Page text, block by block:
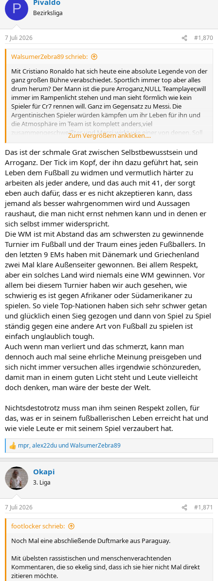
k
i
n
e
n
P Bezirksliga
7 Juli 2026 #1,870
WalsumerZebra89 schrieb:
Mit Cristiano Ronaldo hat sich heute eine absolute Legende von der
ganz großen Bühne verabschiedet. Sportlich immer top aber alles
drum herum? Der Mann ist die pure Arroganz,NULL Teamplayer,will
immer im Rampenlicht stehen und man sieht förmlich wie kein
Spieler für Cr7 rennen will. Ganz im Gegensatz zu Messi. Die
Argentinischen Spieler würden kämpfen um ihr Leben für ihn und
die Atmosphäre im Team ist komplett anders,viel
zusammengeschweißter und Messi wirkt wie einer von denen. Soll
keine Diskussion sein wer besser ist (für mich eh seit Jahren klar)
aber das wurde in der WM wieder ganz deutlich.
Dann noch diese Aussagen nach dem Spiel. Ronaldo meint,er hat
die EM 2016 gewonnen und sieht das auf einem Niveau wie ein WM
Titel. Man merkt,er will das nur schlecht reden weil Messi die WM
gewonne hat und er nicht. Vor Jahren meinte er noch,sein größer
sportlicher Traum ist ein WM Titel. Man kann würdevoll abtreten
aber das ist einfach nur noch peinlich was er mittlerweile
durchgehend von sich gibt. Hat schon fast Hoeneßsche Züge.
Zum Vergrößern anklicken....
Das ist der schmale Grat zwischen Selbstbewusstsein und
Arroganz. Der Tick im Kopf, der ihn dazu geführt hat, sein
Leben dem Fußball zu widmen und vermutlich härter zu
arbeiten als jeder andere, und das auch mit 41, der sorgt
eben auch dafür, dass er es nicht akzeptieren kann, dass
jemand als besser wahrgenommen wird und Aussagen
raushaut, die man nicht ernst nehmen kann und in denen er
sich selbst immer widerspricht.
Die WM ist mit Abstand das am schwersten zu gewinnende
Turnier im Fußball und der Traum eines jeden Fußballers. In
den letzten 9 EMs haben mit Dänemark und Griechenland
zwei Mal klare Außenseiter gewonnen. Bei allem Respekt,
aber ein solches Land wird niemals eine WM gewinnen. Vor
allem bei diesem Turnier haben wir auch gesehen, wie
schwierig es ist gegen Afrikaner oder Südamerikaner zu
spielen. So viele Top-Nationen haben sich sehr schwer getan
und glücklich einen Sieg gezogen und dann von Spiel zu Spiel
ständig gegen eine andere Art von Fußball zu spielen ist
einfach unglaublich tough.
Auch wenn man verliert und das schmerzt, kann man
dennoch auch mal seine ehrliche Meinung preisgeben und
sich nicht immer versuchen alles irgendwie schönzureden,
damit man in einem guten Licht steht und Leute vielleicht
doch denken, man wäre der beste der Welt.
Nichtsdestotrotz muss man ihm seinen Respekt zollen, für
das, was er in seinem fußballerischen Leben erreicht hat und
wie viele Leute er mit seinem Spiel verzaubert hat.
R
e
k
t
i
n
e
n
mpr,alex22du undWalsumerZebra89
Okapi
3. Liga
7 Juli 2026 #1,871
footlocker schrieb:
Noch Mal eine abschließende Duftmarke aus Paraguay.
Mit übelsten rassistischen und menschenverachtenden
Kommentaren, die so ekelig sind, dass ich sie hier nicht Mal direkt
zitieren möchte.